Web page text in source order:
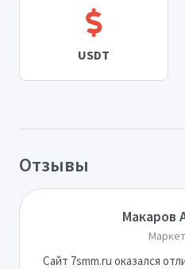
USDT
Отзывы
Макаров
Сайт 7smm.ru оказался